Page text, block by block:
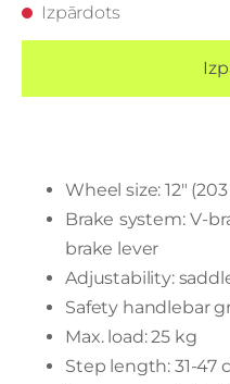
Izpārdots
Wheel size: 12"
Brake system: V-
brake lever
Adjustability:
Safety handlebar
Max. load: 25 kg
Step length: 31-47